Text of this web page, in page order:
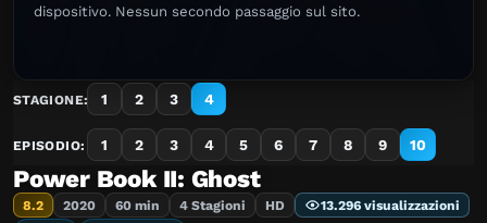
dispositivo. Nessun secondo passaggio sul sito.
STAGIONE: 1 2 3 4
EPISODIO: 1 2 3 4 5 6 7 8 9 10
Power Book II: Ghost
8.2 2020 60 min 4 Stagioni HD 13.296 visualizzazioni